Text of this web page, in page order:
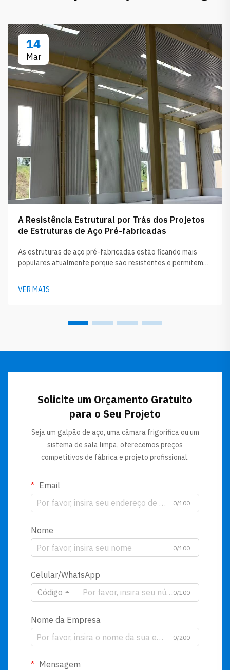
14
Mar
A Resistência Estrutural por Trás dos Projetos
de Estruturas de Aço Pré-fabricadas
As estruturas de aço pré-fabricadas estão ficando mais
populares atualmente porque são resistentes e permitem
fabricam esses edifícios inicialmente na fábrica e, em
seguida, os transportam para o local da obra. Isso
VER MAIS
Solicite um Orçamento Gratuito
para o Seu Projeto
Seja um galpão de aço, uma câmara frigorífica ou um
sistema de sala limpa, oferecemos preços
competitivos de fábrica e projeto profissional.
Email
0/100
Nome
0/100
Celular/WhatsApp
Código
0/100
Nome da Empresa
0/200
Mensagem